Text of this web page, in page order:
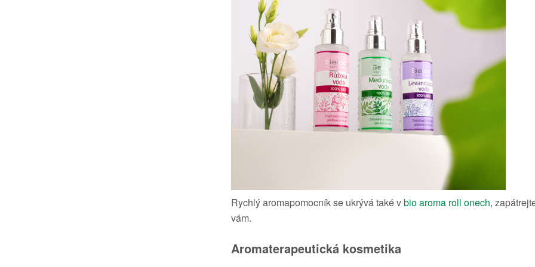
Rychlý aromapomocník se ukrývá také vbio aroma roll onech,
vám.
Aromaterapeutická kosmetika